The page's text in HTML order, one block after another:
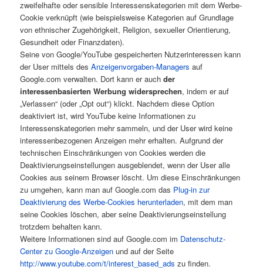
zweifelhafte oder sensible Interessenskategorien mit dem Werbe-
Cookie verknüpft (wie beispielsweise Kategorien auf Grundlage
von ethnischer Zugehörigkeit, Religion, sexueller Orientierung,
Gesundheit oder Finanzdaten).
Seine von Google/YouTube gespeicherten Nutzerinteressen kann
der User mittels desAnzeigenvorgaben-Managers auf
Google.com verwalten. Dort kann er auchder
interessenbasierten Werbung widersprechen, indem er auf
„Verlassen“ (oder „Opt out“) klickt. Nachdem diese Option
deaktiviert ist, wird YouTube keine Informationen zu
Interessenskategorien mehr sammeln, und der User wird keine
interessenbezogenen Anzeigen mehr erhalten. Aufgrund der
technischen Einschränkungen von Cookies werden die
Deaktivierungseinstellungen ausgeblendet, wenn der User alle
Cookies aus seinem Browser löscht. Um diese Einschränkungen
zu umgehen, kann man auf Google.com das Plug-in zur
Deaktivierung des Werbe-Cookies herunterladen, mit dem man
seine Cookies löschen, aber seine Deaktivierungseinstellung
trotzdem behalten kann.
Weitere Informationen sind auf Google.com im Datenschutz-
Center zu Google-Anzeigen und auf der Seite
http://www.youtube.com/t/interest_based_ads zu finden.